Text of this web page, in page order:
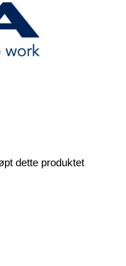
dette produktet